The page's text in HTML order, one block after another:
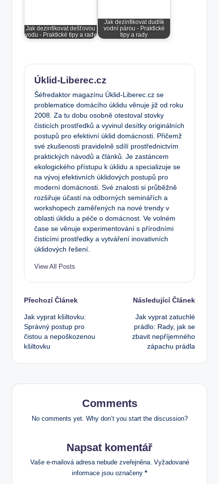
Jak dezinfikovat dešťovou
vodu - Praktické tipy a rady
Jak dezinfikovat dudlík
vodní párou - Praktické
tipy a rady
Úklid-Liberec.cz
Šéfredaktor magazínu Úklid-Liberec.cz se
problematice domácího úklidu věnuje již od roku
2008. Za tu dobu osobně otestoval stovky
čisticích prostředků a vyvinul desítky originálních
postupů pro efektivní úklid domácnosti. Přičemž
své zkušenosti pravidelně sdílí prostřednictvím
praktických návodů a článků. Je zastáncem
ekologického přístupu k úklidu a specializuje se
na vývoj efektivních úklidových postupů pro
moderní domácnosti. Své znalosti si průběžně
rozšiřuje účastí na odborných seminářích a
workshopech zaměřených na nové trendy v
oblasti úklidu a péče o domácnost. Ve volném
čase se věnuje experimentování s přírodními
čisticími prostředky a vytváření inovativních
úklidových řešení.
View All Posts
Post
navigation
Přechozí Článek
Jak vyprat kšiltovku:
Správný postup pro
čistou a nepoškozenou
kšiltovku
Následující Článek
Jak vyprat zatuchlé
prádlo: Rady, jak se
zbavit nepříjemného
zápachu prádla
Comments
No comments yet. Why don’t you start the discussion?
Napsat komentář
Vaše e-mailová adresa nebude zveřejněna. Vyžadované
informace jsou označeny *